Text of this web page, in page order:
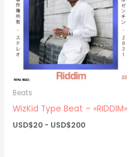
Beats
WizKid Type Beat – «RIDDIM»
USD$20 - USD$200Rango